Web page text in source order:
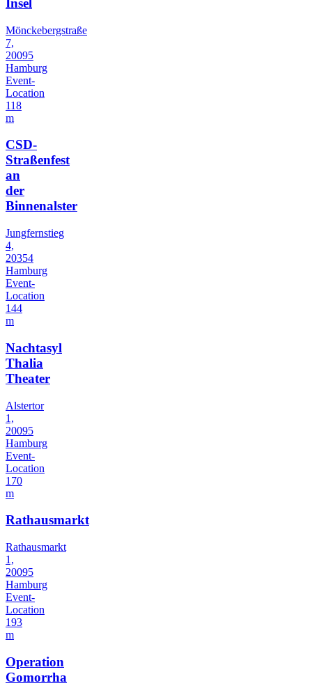
Insel
Mönckebergstraße
7,
20095
Hamburg
Event-
Location
118
m
CSD-
Straßenfest
an
der
Binnenalster
Jungfernstieg
4,
20354
Hamburg
Event-
Location
144
m
Nachtasyl
Thalia
Theater
Alstertor
1,
20095
Hamburg
Event-
Location
170
m
Rathausmarkt
Rathausmarkt
1,
20095
Hamburg
Event-
Location
193
m
Operation
Gomorrha